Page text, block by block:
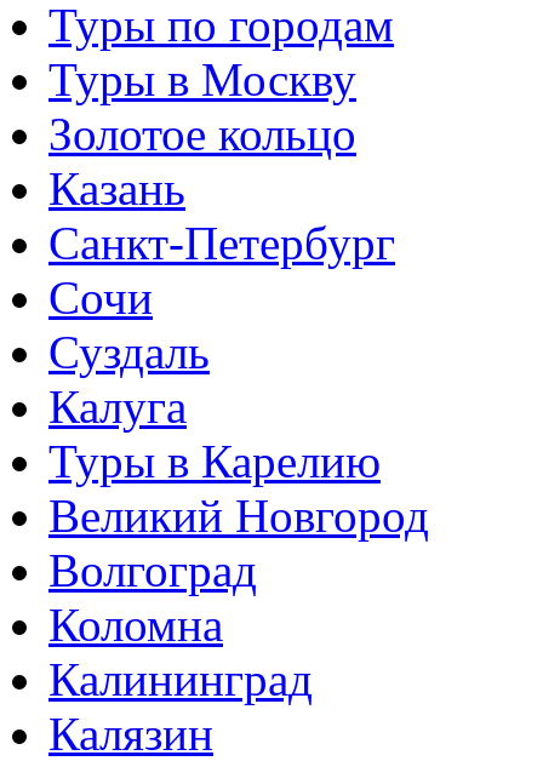
Туры по городам
Туры в Москву
Золотое кольцо
Казань
Санкт-Петербург
Сочи
Суздаль
Калуга
Туры в Карелию
Великий Новгород
Волгоград
Коломна
Калининград
Калязин